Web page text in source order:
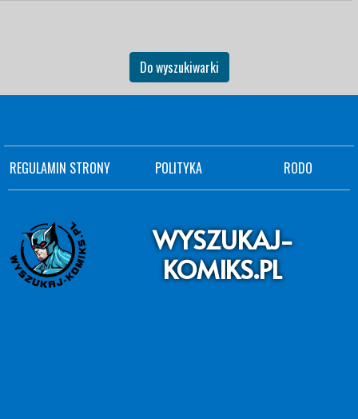
Do wyszukiwarki
REGULAMIN STRONY POLITYKA RODO
WYSZUKAJ-
KOMIKS.PL